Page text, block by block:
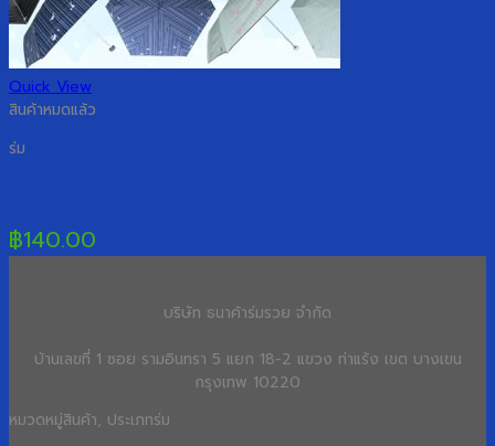
Quick View
สินค้าหมดแล้ว
ร่ม
฿140.00
บริษัท ธนาค้าร่มรวย จำกัด
บ้านเลขที่ 1 ซอย รามอินทรา 5 แยก 18-2 แขวง ท่าแร้ง เขต บางเขน
กรุงเทพ 10220
หมวดหมู่สินค้า, ประเภทร่ม